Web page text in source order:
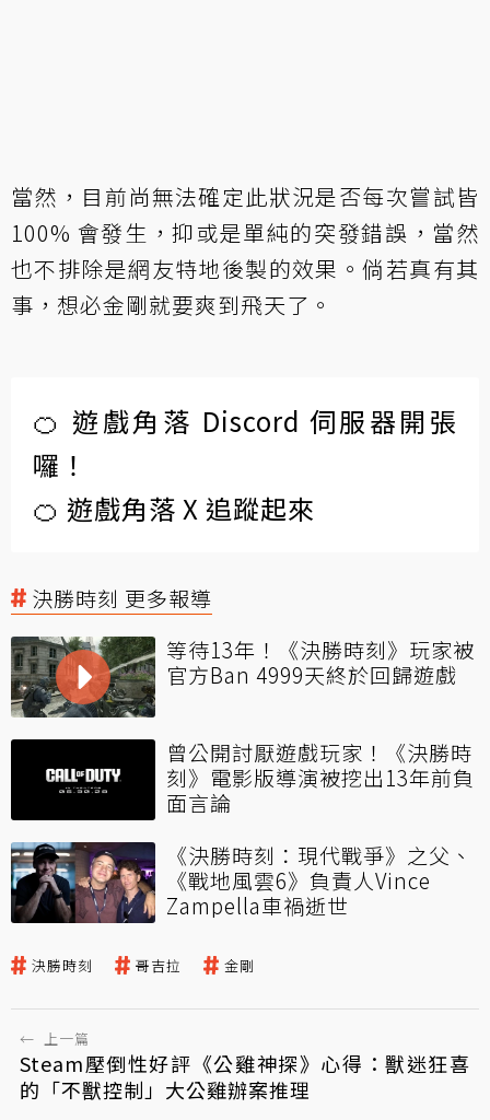
當然，目前尚無法確定此狀況是否每次嘗試皆
100% 會發生，抑或是單純的突發錯誤，當然
也不排除是網友特地後製的效果。倘若真有其
事，想必金剛就要爽到飛天了。
🍊 遊戲角落 Discord 伺服器開張
囉！
🍊 遊戲角落 X 追蹤起來
決勝時刻 更多報導
等待13年！《決勝時刻》玩家被
官方Ban 4999天終於回歸遊戲
曾公開討厭遊戲玩家！《決勝時
刻》電影版導演被挖出13年前負
面言論
《決勝時刻：現代戰爭》之父、
《戰地風雲6》負責人Vince
Zampella車禍逝世
決勝時刻 哥吉拉 金剛
← 上一篇
Steam壓倒性好評《公雞神探》心得：獸迷狂喜
的「不獸控制」大公雞辦案推理